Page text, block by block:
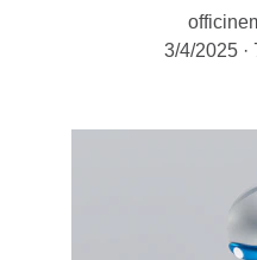
3/4/2025